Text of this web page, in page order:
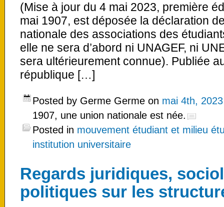
(Mise à jour du 4 mai 2023, première
mai 1907, est déposée la déclaration
nationale des associations des
elle ne sera d’abord ni UNAGEF, ni
sera ultérieurement connue). Publiée
république […]
Posted by Germe Germe on mai 4th, 2023
1907, une union nationale est née.
Posted in mouvement étudiant et milieu
institution universitaire
Regards juridiques,
politiques sur les